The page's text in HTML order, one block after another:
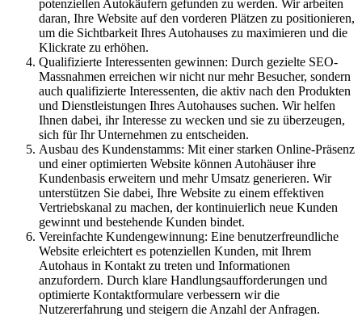
potenziellen Autokäufern gefunden zu werden. Wir arbeiten
daran, Ihre Website auf den vorderen Plätzen zu positionieren,
um die Sichtbarkeit Ihres Autohauses zu maximieren und die
Klickrate zu erhöhen.
Qualifizierte Interessenten gewinnen: Durch gezielte SEO-
Massnahmen erreichen wir nicht nur mehr Besucher, sondern
auch qualifizierte Interessenten, die aktiv nach den Produkten
und Dienstleistungen Ihres Autohauses suchen. Wir helfen
Ihnen dabei, ihr Interesse zu wecken und sie zu überzeugen,
sich für Ihr Unternehmen zu entscheiden.
Ausbau des Kundenstamms: Mit einer starken Online-Präsenz
und einer optimierten Website können Autohäuser ihre
Kundenbasis erweitern und mehr Umsatz generieren. Wir
unterstützen Sie dabei, Ihre Website zu einem effektiven
Vertriebskanal zu machen, der kontinuierlich neue Kunden
gewinnt und bestehende Kunden bindet.
Vereinfachte Kundengewinnung: Eine benutzerfreundliche
Website erleichtert es potenziellen Kunden, mit Ihrem
Autohaus in Kontakt zu treten und Informationen
anzufordern. Durch klare Handlungsaufforderungen und
optimierte Kontaktformulare verbessern wir die
Nutzererfahrung und steigern die Anzahl der Anfragen.